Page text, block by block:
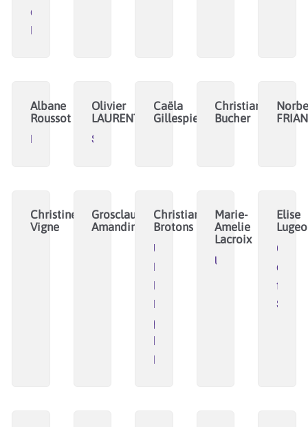
du
Roz
Albane
Roussot
KAP
Olivier
LAURENT
Sùnapsis
Caëla
Gillespie
Christian
Bucher
Christine
Vigne
Grosclaude
Amandine
Christian
Brotons
Université
Populaire
Edgar
Morin
pour
la
Métamorphose
Marie-
Amelie
Lacroix
Ubo
Elise
Ce
qui
fait
Sens